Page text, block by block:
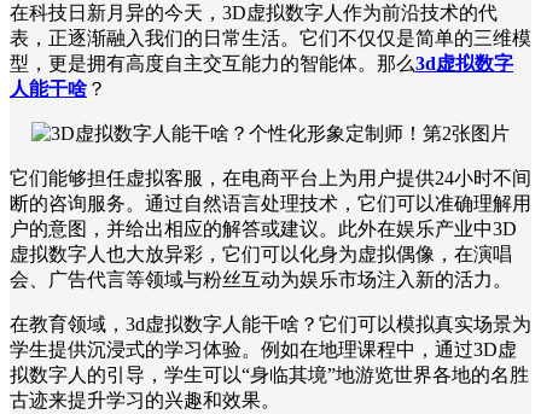
在科技日新月异的今天，3D虚拟数字人作为前沿技术的代
表，正逐渐融入我们的日常生活。它们不仅仅是简单的三维模
型，更是拥有高度自主交互能力的智能体。那么3d虚拟数字
人能干啥？
它们能够担任虚拟客服，在电商平台上为用户提供24小时不间
断的咨询服务。通过自然语言处理技术，它们可以准确理解用
户的意图，并给出相应的解答或建议。此外在娱乐产业中3D
虚拟数字人也大放异彩，它们可以化身为虚拟偶像，在演唱
会、广告代言等领域与粉丝互动为娱乐市场注入新的活力。
在教育领域，3d虚拟数字人能干啥？它们可以模拟真实场景为
学生提供沉浸式的学习体验。例如在地理课程中，通过3D虚
拟数字人的引导，学生可以“身临其境”地游览世界各地的名胜
古迹来提升学习的兴趣和效果。